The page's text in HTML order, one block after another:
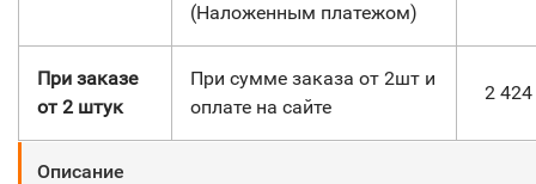
(Наложенным платежом)
При заказе
от 2 штук
При сумме заказа от 2шт и
оплате на сайте
2 424
Описание